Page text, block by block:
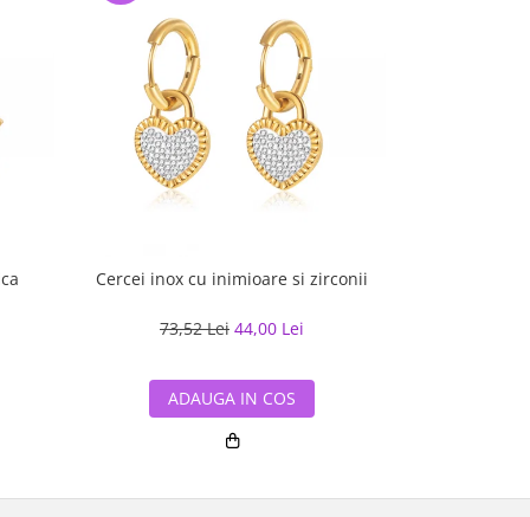
Cercei inox cu inimioare si zirconii
73,52 Lei 44,00 Lei
ADAUGA IN COS